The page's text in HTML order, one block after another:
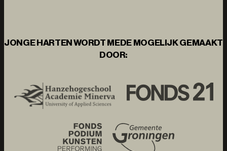
JONGE HARTEN WORDT MEDE MOGELIJK GEMAAKT
DOOR: